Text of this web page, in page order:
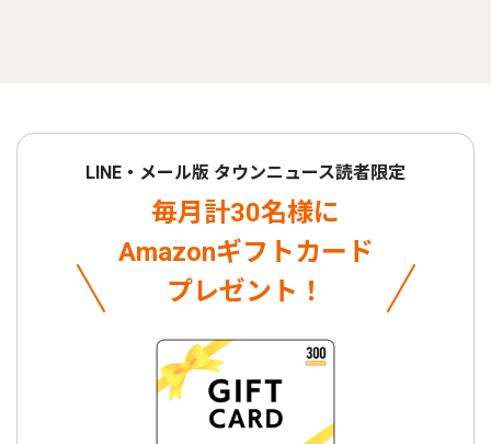
LINE・メール版 タウンニュース読者限定
毎月計30名様に
Amazonギフトカード
プレゼント！